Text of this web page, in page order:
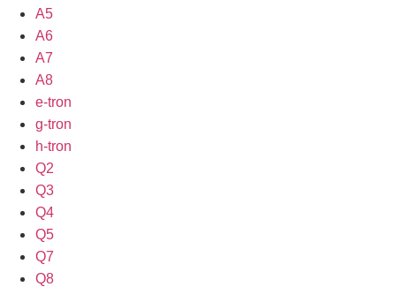
A5
A6
A7
A8
e-tron
g-tron
h-tron
Q2
Q3
Q4
Q5
Q7
Q8